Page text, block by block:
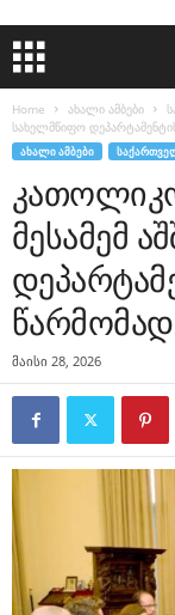
Home ახალი ამბები
სახელმწიფო
ᲐᲮᲐᲚᲘ ᲐᲛᲑᲔᲑᲘ
მესამემ
მაისი 28, 2026